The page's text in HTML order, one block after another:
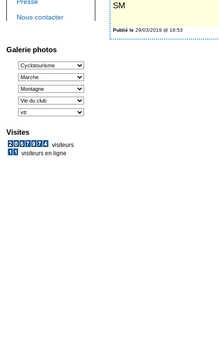
Nous contacter
Galerie photos
Visites
visiteurs
visiteurs en ligne
SM
Publié le 29/03/2019 @ 18:53